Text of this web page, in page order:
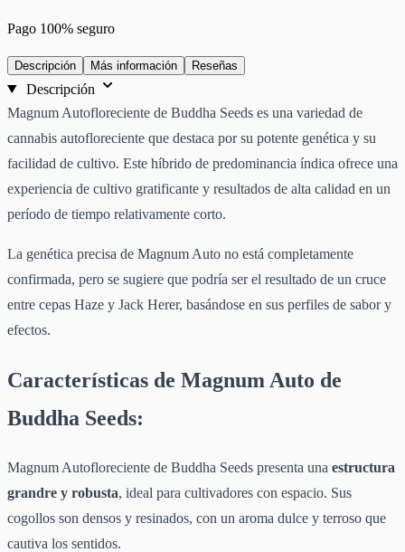
Pago 100% seguro
Descripción Más información Reseñas
Descripción
Magnum Autofloreciente de Buddha Seeds es una variedad de
cannabis autofloreciente que destaca por su potente genética y su
facilidad de cultivo. Este híbrido de predominancia índica ofrece una
experiencia de cultivo gratificante y resultados de alta calidad en un
período de tiempo relativamente corto.
La genética precisa de Magnum Auto no está completamente
confirmada, pero se sugiere que podría ser el resultado de un cruce
entre cepas Haze y Jack Herer, basándose en sus perfiles de sabor y
efectos.
Características de Magnum Auto de
Buddha Seeds:
Magnum Autofloreciente de Buddha Seeds presenta una estructura
grandre y robusta, ideal para cultivadores con espacio. Sus
cogollos son densos y resinados, con un aroma dulce y terroso que
cautiva los sentidos.